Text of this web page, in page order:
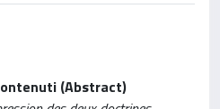
(Abstract)